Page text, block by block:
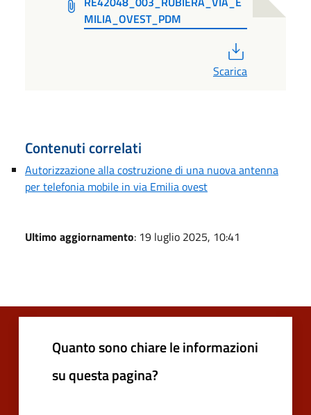
MILIA_OVEST_PDM
Scarica
Contenuti correlati
Autorizzazione alla costruzione di una nuova antenna
per telefonia mobile in via Emilia ovest
Ultimo aggiornamento: 19 luglio 2025, 10:41
Quanto sono chiare le informazioni
su questa pagina?